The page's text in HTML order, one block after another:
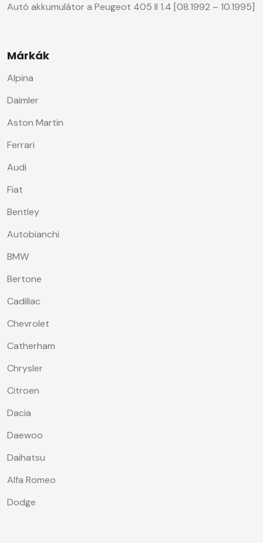
Autó akkumulátor a Peugeot 405 II 1.4 [08.1992 – 10.1995]
Márkák
Alpina
Daimler
Aston Martin
Ferrari
Audi
Fiat
Bentley
Autobianchi
BMW
Bertone
Cadillac
Chevrolet
Catherham
Chrysler
Citroen
Dacia
Daewoo
Daihatsu
Alfa Romeo
Dodge